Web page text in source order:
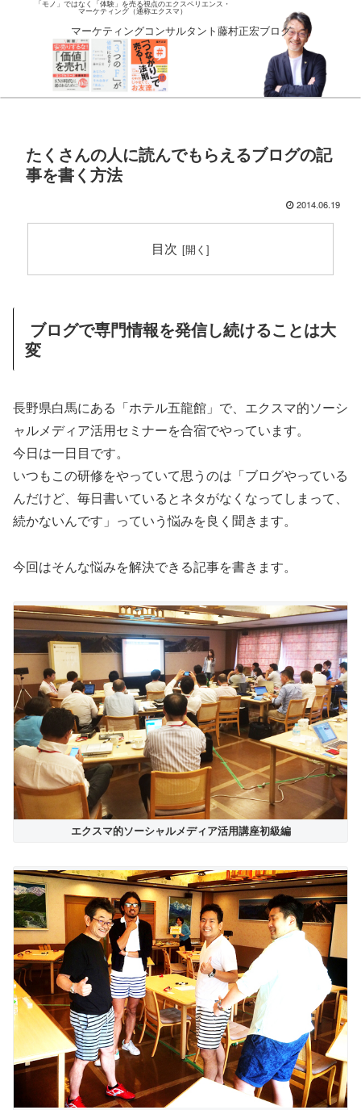
「モノ」ではなく「体験」を売る視点のエクスペリエンス・
マーケティング（通称エクスマ）
マーケティングコンサルタント藤村正宏ブログ
たくさんの人に読んでもらえるブログの記
事を書く方法
2014.06.19
目次
ブログで専門情報を発信し続けることは大
変
長野県白馬にある「ホテル五龍館」で、エクスマ的ソーシ
ャルメディア活用セミナーを合宿でやっています。
今日は一日目です。
いつもこの研修をやっていて思うのは「ブログやっている
んだけど、毎日書いているとネタがなくなってしまって、
続かないんです」っていう悩みを良く聞きます。
今回はそんな悩みを解決できる記事を書きます。
エクスマ的ソーシャルメディア活用講座初級編